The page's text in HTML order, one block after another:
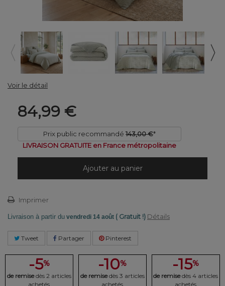
Voir le détail
84,99 €
Prix public recommandé 143,00 €*
LIVRAISON GRATUITE en France métropolitaine
Ajouter au panier
Imprimer
Livraison à partir du vendredi 14 août ( Gratuit !) Détails
Tweet Partager Pinterest
-5%
de remise dès 2 articles
achetés
-10%
de remise dès 3 articles
achetés
-15%
de remise dès 4 articles
achetés